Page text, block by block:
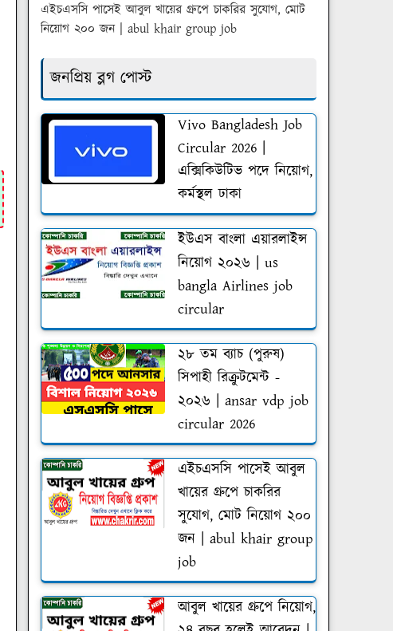
এইচএসসি পাসেই আবুল খায়ের গ্রুপে চাকরির সুযোগ, মোট
নিয়োগ ২০০ জন | abul khair group job
জনপ্রিয় ব্লগ পোস্ট
Vivo Bangladesh Job
Circular 2026 |
এক্সিকিউটিভ পদে নিয়োগ,
কর্মস্থল ঢাকা
ইউএস বাংলা এয়ারলাইন্স
নিয়োগ ২০২৬ | us
bangla Airlines job
circular
২৮ তম ব্যাচ (পুরুষ)
সিপাহী রিক্রুটমেন্ট -
২০২৬ | ansar vdp job
circular 2026
এইচএসসি পাসেই আবুল
খায়ের গ্রুপে চাকরির
সুযোগ, মোট নিয়োগ ২০০
জন | abul khair group
job
আবুল খায়ের গ্রুপে নিয়োগ,